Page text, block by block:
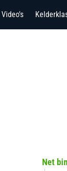
Video's
Net